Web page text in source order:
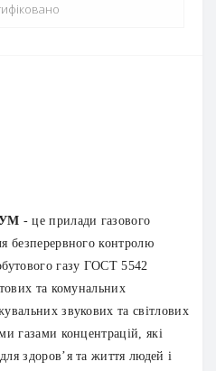
- це прилади газового
безперервного контролю
газу ГОСТ 5542
та комунальних
звукових та світлових
газами концентрацій, які
здоров’я та життя людей і